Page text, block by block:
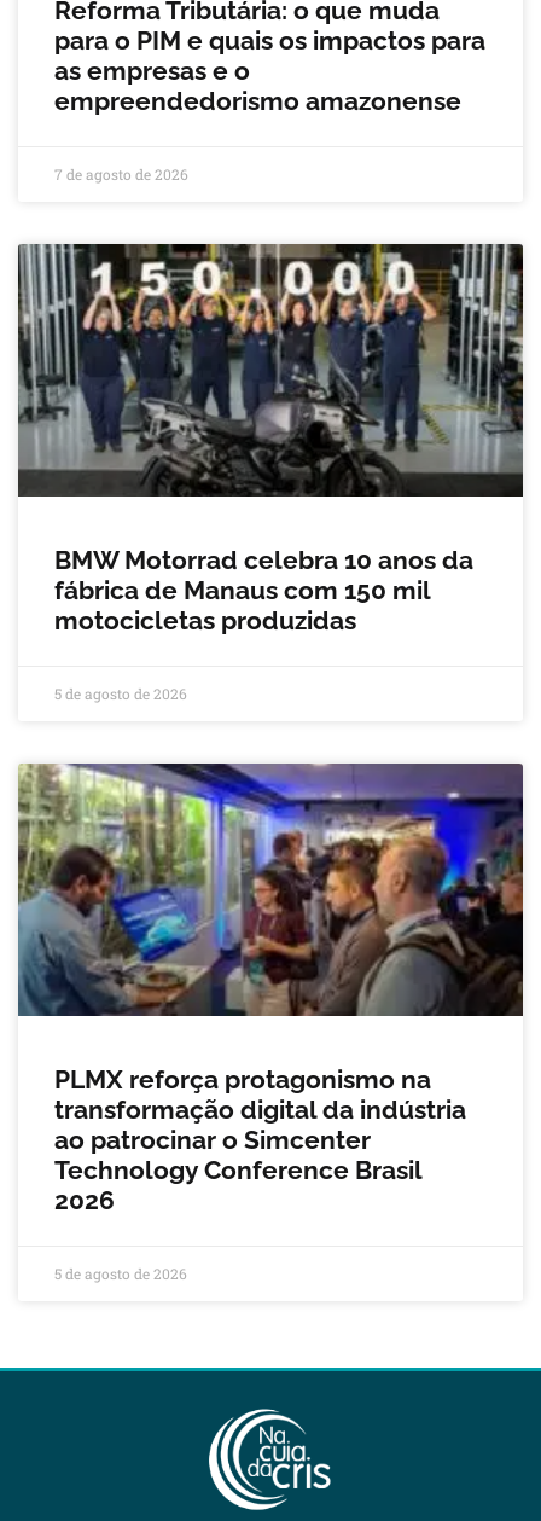
Reforma Tributária: o que muda
para o PIM e quais os impactos para
as empresas e o
empreendedorismo amazonense
7 de agosto de 2026
BMW Motorrad celebra 10 anos da
fábrica de Manaus com 150 mil
motocicletas produzidas
5 de agosto de 2026
PLMX reforça protagonismo na
transformação digital da indústria
ao patrocinar o Simcenter
Technology Conference Brasil
2026
5 de agosto de 2026